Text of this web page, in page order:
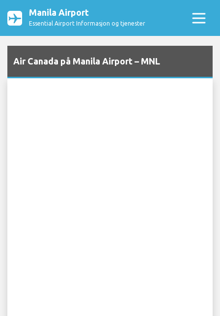
Manila Airport
Essential Airport Informasjon og tjenester
Air Canada på Manila Airport – MNL